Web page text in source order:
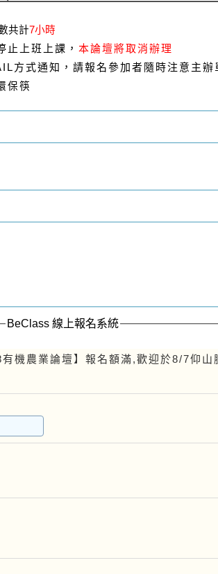
共計7小時
止上班上課， 本論壇將取消辦理
方式通知，請報名參加者隨時注意
保筷
BeClass 線上報名系統
機農業論壇】報名額滿,歡迎於8/7仰山